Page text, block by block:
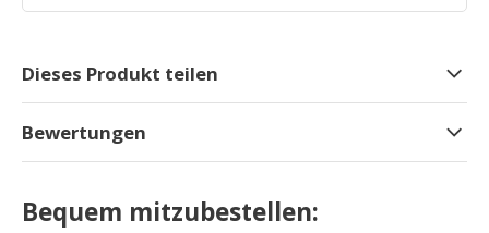
Dieses Produkt teilen
Bewertungen
Bequem mitzubestellen: